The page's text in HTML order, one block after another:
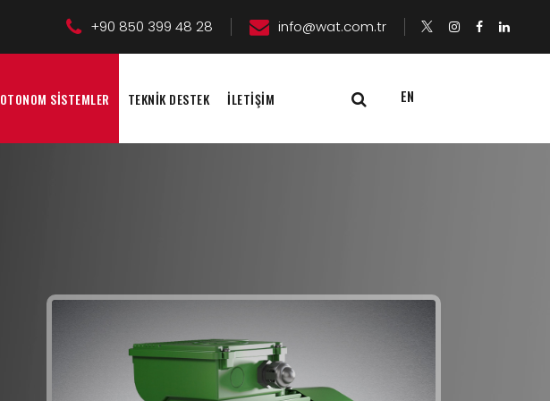
+90 850 399 48 28 info@wat.com.tr
OTONOM SİSTEMLER TEKNİK DESTEK İLETİŞİM EN